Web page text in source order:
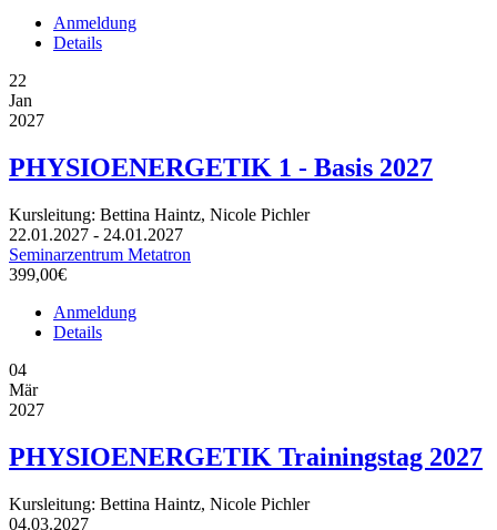
Anmeldung
Details
22
Jan
2027
PHYSIOENERGETIK 1 - Basis 2027
Kursleitung: Bettina Haintz, Nicole Pichler
22.01.2027 - 24.01.2027
Seminarzentrum Metatron
399,00€
Anmeldung
Details
04
Mär
2027
PHYSIOENERGETIK Trainingstag 2027
Kursleitung: Bettina Haintz, Nicole Pichler
04.03.2027